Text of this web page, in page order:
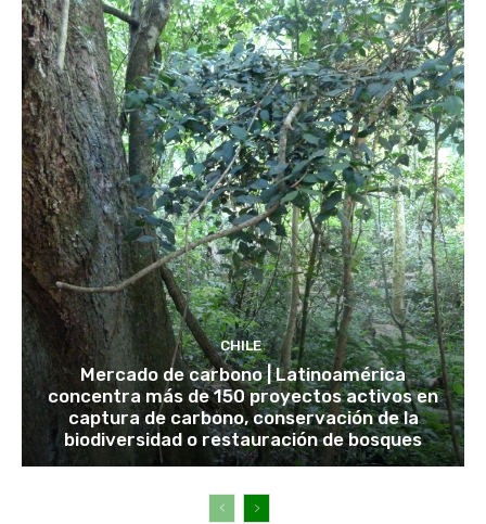
CHILE
Mercado de carbono | Latinoamérica
concentra más de 150 proyectos activos en
captura de carbono, conservación de la
biodiversidad o restauración de bosques